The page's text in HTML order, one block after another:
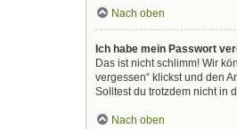
Nach oben
Ich habe mein Passwort
Das ist nicht schlimm! Wir
vergessen“ klickst und den
Solltest du trotzdem nicht in
Nach oben